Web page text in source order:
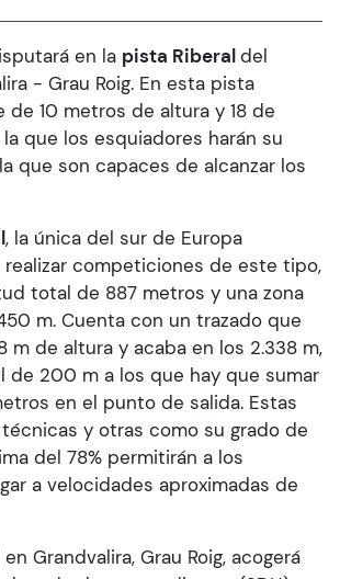
en la pista Riberaldel
- Grau Roig. En esta pista
de 10 metros de altura y 18 de
que los esquiadores harán su
que son capaces de alcanzar los
, la única del sur de Europa
realizar competiciones de este tipo,
total de 887 metros y una zona
m. Cuenta con un trazado que
m de altura y acaba en los 2.338 m,
de 200 m a los que hay que sumar
en el punto de salida. Estas
y otras como su grado de
del 78% permitirán a los
a velocidades aproximadas de
Grandvalira, Grau Roig, acogerá